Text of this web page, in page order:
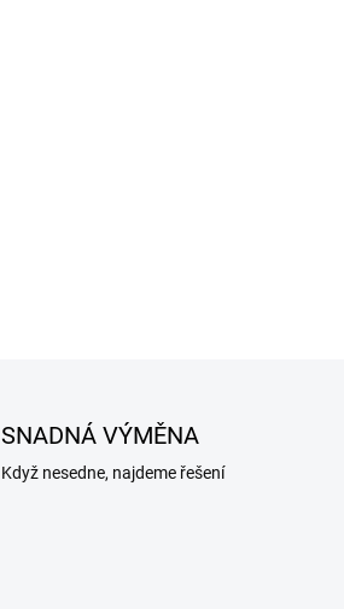
SNADNÁ VÝMĚNA
Když nesedne, najdeme řešení